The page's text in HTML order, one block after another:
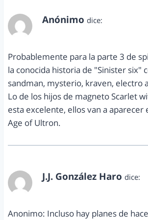
Anónimo dice:
Probablemente para la parte 3 de
la conocida historia de "Sinister six"
sandman, mysterio, kraven, electro
Lo de los hijos de magneto Scarlet
esta excelente, ellos van a aparecer
Age of Ultron.
J.J. González Haro dice:
Anonimo: Incluso hay planes de